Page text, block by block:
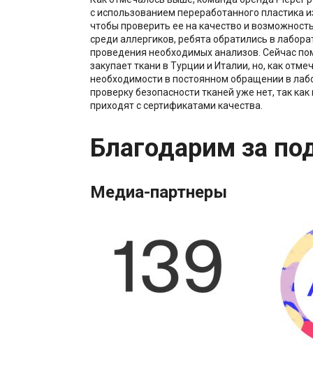
с использованием переработанного пластика
чтобы проверить ее на качество и
среди аллергиков, ребята обратились в
проведения необходимых анализов. Сейчас
закупает ткани в Турции и Италии, но, как
необходимости в постоянном обращении в
проверку безопасности тканей уже нет, так
приходят с сертификатами качества.
Благодарим за
Медиа-партнеры